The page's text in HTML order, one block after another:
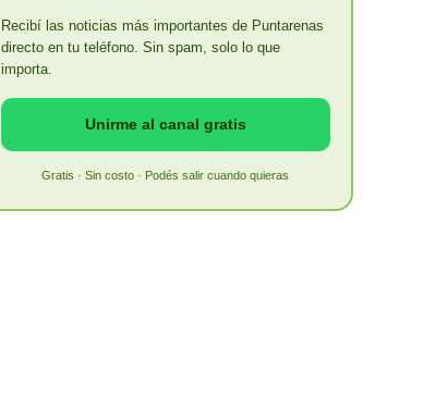
Recibí las noticias más importantes de Puntarenas
directo en tu teléfono. Sin spam, solo lo que
importa.
Unirme al canal gratis
Gratis · Sin costo · Podés salir cuando quieras